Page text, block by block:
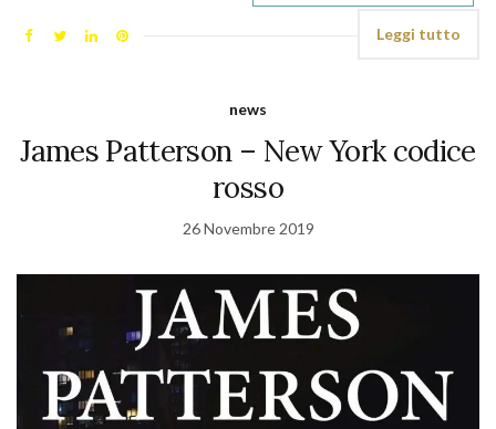
Leggi tutto
news
James Patterson – New York codice
rosso
26 Novembre 2019